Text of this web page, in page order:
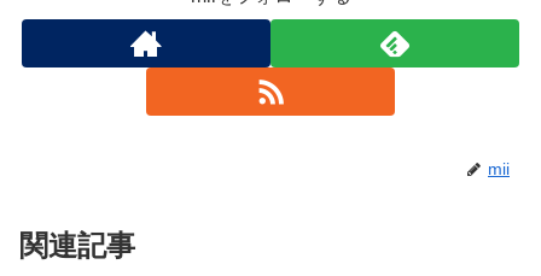
mii
関連記事